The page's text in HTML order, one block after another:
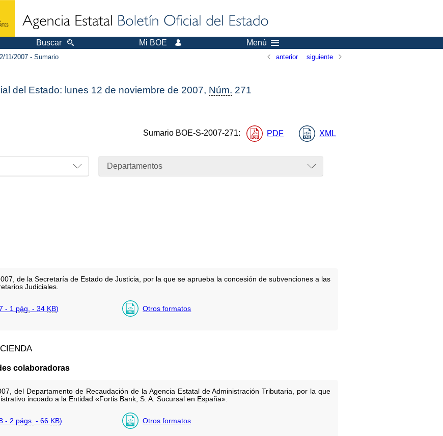
Buscar Mi BOE Menú
11/2007 - Sumario anterior siguiente
del Estado: lunes 12 de noviembre de 2007, Núm. 271
Sumario BOE-S-2007-271: PDF XML
Departamentos
de la Secretaría de Estado de Justicia, por la que se aprueba la concesión de subvenciones a las
Judiciales.
- 1 pág. - 34 KB) Otros formatos
colaboradoras
del Departamento de Recaudación de la Agencia Estatal de Administración Tributaria, por la que
incoado a la Entidad «Fortis Bank, S. A. Sucursal en España».
- 2 págs. - 66 KB) Otros formatos